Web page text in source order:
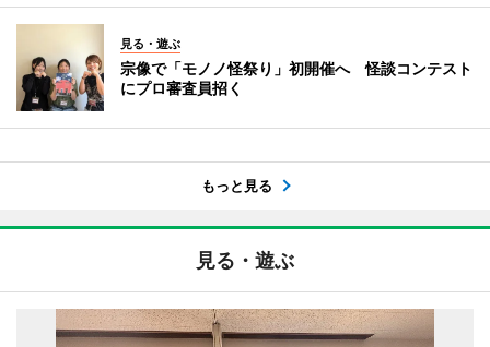
見る・遊ぶ
宗像で「モノノ怪祭り」初開催へ 怪談コンテスト
にプロ審査員招く
もっと見る
見る・遊ぶ